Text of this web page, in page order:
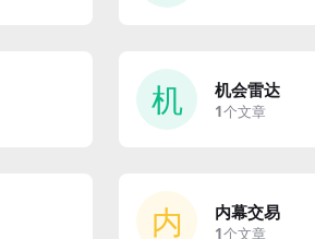
机 机会雷达
1个文章
内 内幕交易
1个文章